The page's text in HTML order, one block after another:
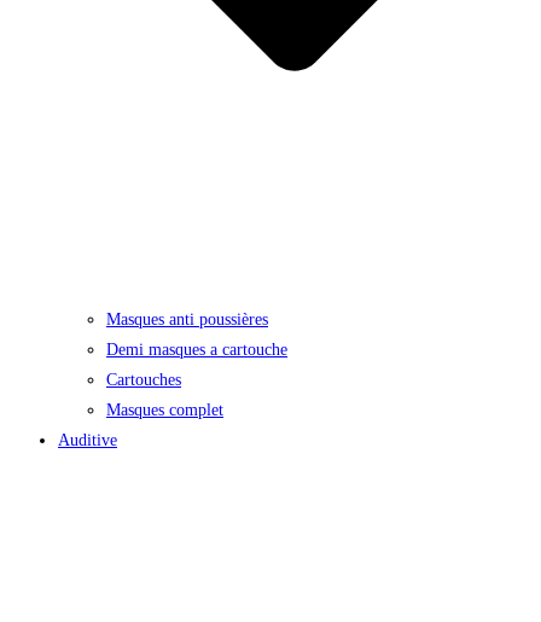
Masques anti poussières
Demi masques a cartouche
Cartouches
Masques complet
Auditive